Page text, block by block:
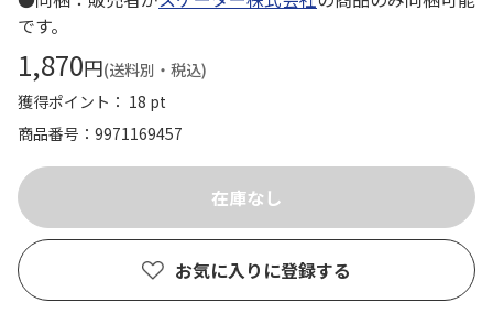
です。
1,870円(送料別・税込)
獲得ポイント： 18 pt
商品番号
9971169457
お気に入りに登録する